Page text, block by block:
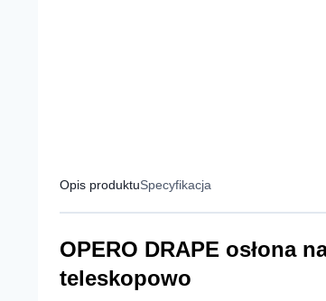
Opis produktuSpecyfikacja
OPERO DRAPE osłona
teleskopowo